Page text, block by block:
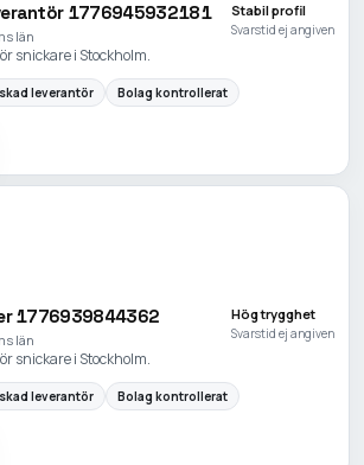
1776945932181
län
Stabil profil
Svarstid ej angiven
snickare i Stockholm.
leverantör Bolag kontrollerat
1776939844362
län
Hög trygghet
Svarstid ej angiven
snickare i Stockholm.
leverantör Bolag kontrollerat